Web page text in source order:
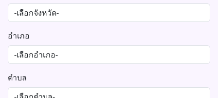
อำเภอ
ตำบล